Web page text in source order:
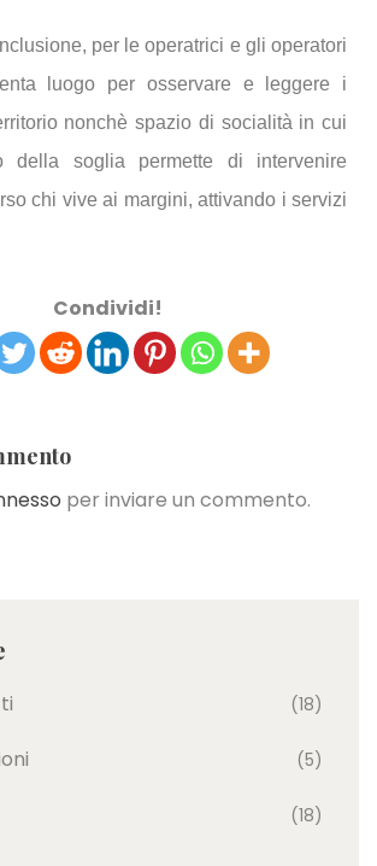
per le operatrici e gli operatori
luogo per osservare e leggere i
nonchè spazio di socialità in cui
della soglia permette di intervenire
chi vive ai margini, attivando i servizi
Condividi!
per inviare un commento.
(18)
(5)
(18)